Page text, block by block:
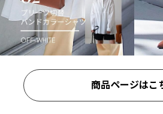
商品ページはこ